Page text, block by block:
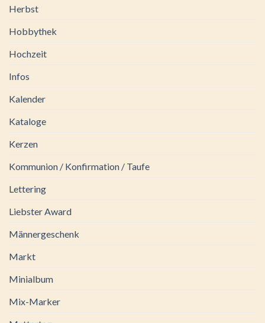
Herbst
Hobbythek
Hochzeit
Infos
Kalender
Kataloge
Kerzen
Kommunion / Konfirmation / Taufe
Lettering
Liebster Award
Männergeschenk
Markt
Minialbum
Mix-Marker